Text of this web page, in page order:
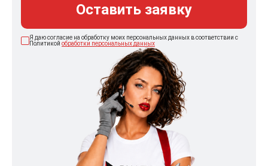
Оставить заявку
Я даю согласие на обработку моих персональных данных в соответствии с
Политикой обработки персональных данных